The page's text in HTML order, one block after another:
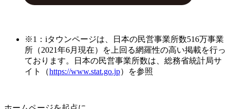
※1：iタウンページは、日本の民営事業所数516万事業
所（2021年6月現在）を上回る網羅性の高い掲載を行っ
ております。日本の民営事業所数は、総務省統計局サ
イト（https://www.stat.go.jp）を参照